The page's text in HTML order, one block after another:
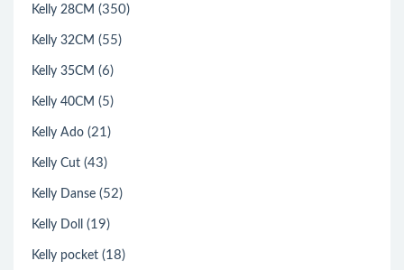
Kelly 28CM (350)
Kelly 32CM (55)
Kelly 35CM (6)
Kelly 40CM (5)
Kelly Ado (21)
Kelly Cut (43)
Kelly Danse (52)
Kelly Doll (19)
Kelly pocket (18)